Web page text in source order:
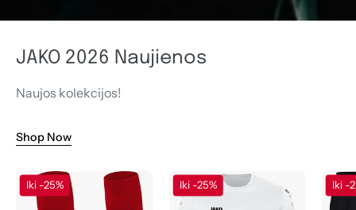
JAKO 2026 Naujienos
Naujos kolekcijos!
Shop Now
JAKO
Kojinės
Iki -25%
JAKO
Marškinėliai
Iki -25% Iki -